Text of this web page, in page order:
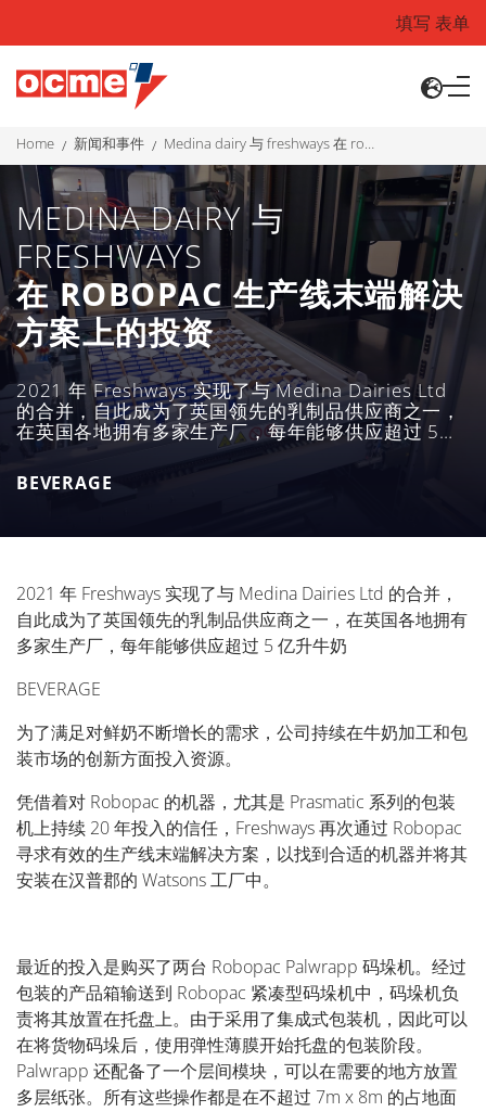
填写 表单
home 新闻和事件 medina dairy 与 freshways 在 robopac 生产线末端解决方案上的投资
MEDINA DAIRY 与
FRESHWAYS
在 ROBOPAC 生产线末端解决
方案上的投资
2021 年 Freshways 实现了与 Medina Dairies Ltd
的合并，自此成为了英国领先的乳制品供应商之一，
在英国各地拥有多家生产厂，每年能够供应超过 5
亿升牛奶
BEVERAGE
2021 年 Freshways 实现了与 Medina Dairies Ltd 的合并，
自此成为了英国领先的乳制品供应商之一，在英国各地拥有
多家生产厂，每年能够供应超过 5 亿升牛奶
BEVERAGE
为了满足对鲜奶不断增长的需求，公司持续在牛奶加工和包
装市场的创新方面投入资源。
凭借着对 Robopac 的机器，尤其是 Prasmatic 系列的包装
机上持续 20 年投入的信任，Freshways 再次通过 Robopac
寻求有效的生产线末端解决方案，以找到合适的机器并将其
安装在汉普郡的 Watsons 工厂中。
最近的投入是购买了两台 Robopac Palwrapp 码垛机。经过
包装的产品箱输送到 Robopac 紧凑型码垛机中，码垛机负
责将其放置在托盘上。由于采用了集成式包装机，因此可以
在将货物码垛后，使用弹性薄膜开始托盘的包装阶段。
Palwrapp 还配备了一个层间模块，可以在需要的地方放置
多层纸张。所有这些操作都是在不超过 7m x 8m 的占地面